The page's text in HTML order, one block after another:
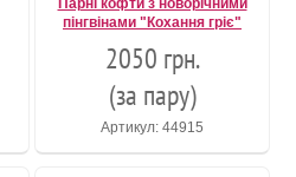
Парні кофти з новорічними
пінгвінами "Кохання гріє"
2050 грн.
(за пару)
Артикул: 44915